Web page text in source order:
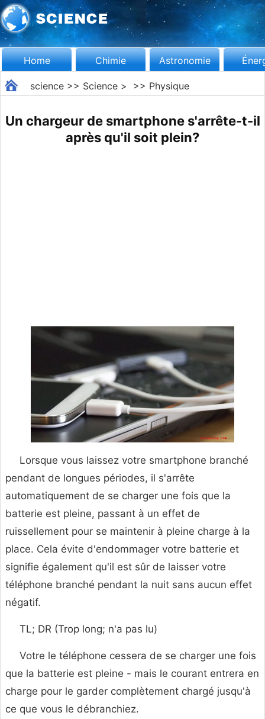
Home Chimie Astronomie
science>> Science> >> Physique
Un chargeur de smartphone s'arrête-t-il
après qu'il soit plein?
Lorsque vous laissez votre smartphone branché
pendant de longues périodes, il s'arrête
automatiquement de se charger une fois que la
batterie est pleine, passant à un effet de
ruissellement pour se maintenir à pleine charge à la
place. Cela évite d'endommager votre batterie et
signifie également qu'il est sûr de laisser votre
téléphone branché pendant la nuit sans aucun effet
négatif.
TL; DR (Trop long; n'a pas lu)
Votre le téléphone cessera de se charger une fois
que la batterie est pleine - mais le courant entrera en
charge pour le garder complètement chargé jusqu'à
ce que vous le débranchiez.